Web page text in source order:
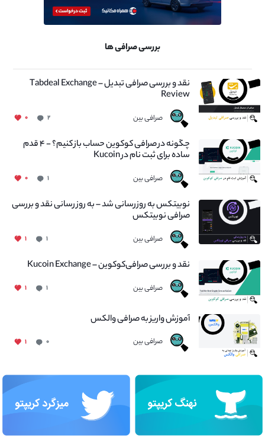
بررسی صرافی ها
نقد و بررسی صرافی تبدیل – Tabdeal Exchange
Review
صرافی بین ۲ ۰
چگونه در صرافی کوکوین حساب باز کنیم؟ - ۴ قدم
ساده برای ثبت نام در Kucoin
صرافی بین ۱ ۰
نوبیتکس به روزرسانی شد – به روز رسانی نقد و بررسی
صرافی نوبیتکس
صرافی بین ۱ ۱
نقد و بررسی صرافی‌کوکوین – Kucoin Exchange
صرافی بین ۱ ۱
آموزش واریز به صرافی والکس
صرافی بین ۰ ۱